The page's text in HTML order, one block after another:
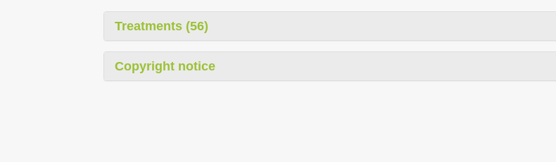
Treatments (56)
Copyright notice